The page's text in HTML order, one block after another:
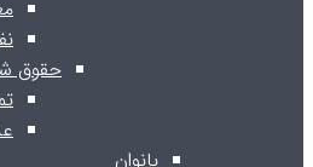
حقوق
بانوان